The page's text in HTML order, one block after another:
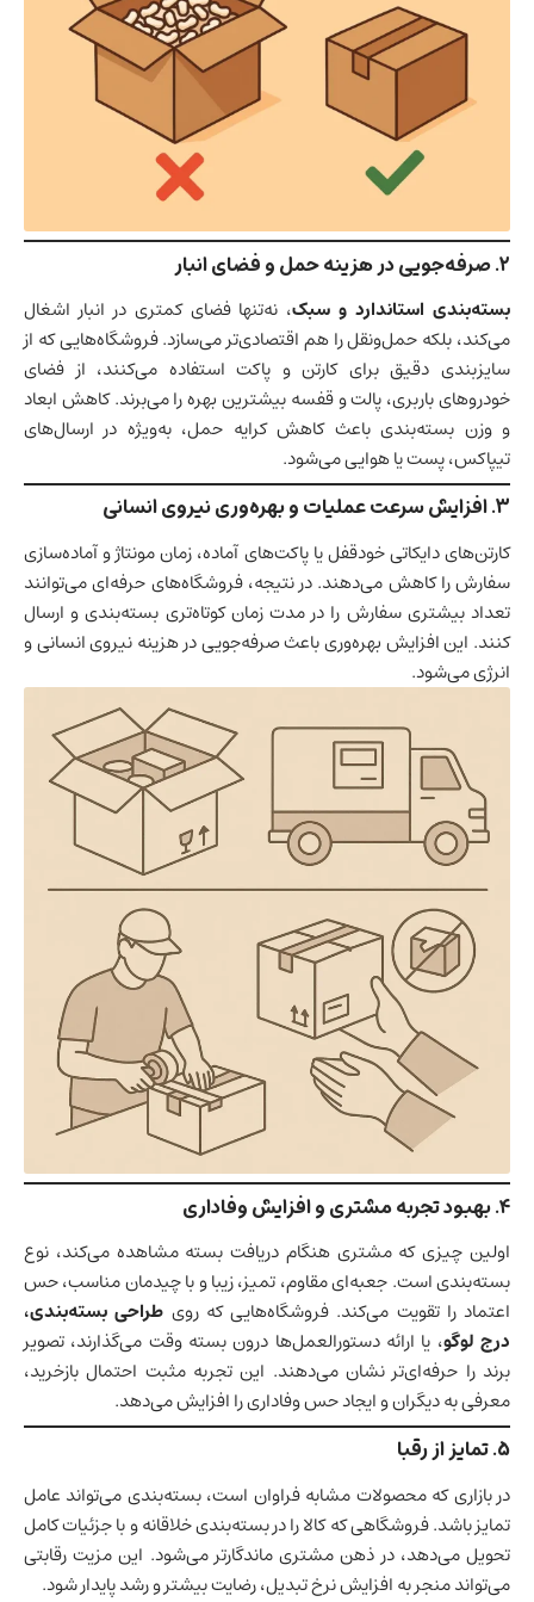
۲.صرفه‌جویی در هزینه حمل و فضای انبار
بسته‌بندی استاندارد و سبک، نه‌تنها فضای کمتری در انبار اشغال
می‌کند، بلکه حمل‌ونقل را هم اقتصادی‌تر می‌سازد. فروشگاه‌هایی که از
سایزبندی دقیق برای کارتن و پاکت استفاده می‌کنند، از فضای
خودروهای باربری، پالت و قفسه بیشترین بهره را می‌برند. کاهش ابعاد
و وزن بسته‌بندی باعث کاهش کرایه حمل، به‌ویژه در ارسال‌های
تیپاکس، پست یا هوایی می‌شود.
۳.افزایش سرعت عملیات و بهره‌وری نیروی انسانی
کارتن‌های دایکاتی خودقفل یا پاکت‌های آماده، زمان مونتاژ و آماده‌سازی
سفارش را کاهش می‌دهند. در نتیجه، فروشگاه‌های حرفه‌ای می‌توانند
تعداد بیشتری سفارش را در مدت زمان کوتاه‌تری بسته‌بندی و ارسال
کنند. این افزایش بهره‌وری باعث صرفه‌جویی در هزینه نیروی انسانی و
انرژی می‌شود.
۴.بهبود تجربه مشتری و افزایش وفاداری
اولین چیزی که مشتری هنگام دریافت بسته مشاهده می‌کند، نوع
بسته‌بندی است. جعبه‌ای مقاوم، تمیز، زیبا و با چیدمان مناسب، حس
اعتماد را تقویت می‌کند. فروشگاه‌هایی که روی طراحی بسته‌بندی،
درج لوگو، یا ارائه دستورالعمل‌ها درون بسته وقت می‌گذارند، تصویر
برند را حرفه‌ای‌تر نشان می‌دهند. این تجربه مثبت احتمال بازخرید،
معرفی به دیگران و ایجاد حس وفاداری را افزایش می‌دهد.
۵.تمایز از رقبا
در بازاری که محصولات مشابه فراوان است، بسته‌بندی می‌تواند عامل
تمایز باشد. فروشگاهی که کالا را در بسته‌بندی خلاقانه و با جزئیات کامل
تحویل می‌دهد، در ذهن مشتری ماندگارتر می‌شود. این مزیت رقابتی
می‌تواند منجر به افزایش نرخ تبدیل، رضایت بیشتر و رشد پایدار شود.